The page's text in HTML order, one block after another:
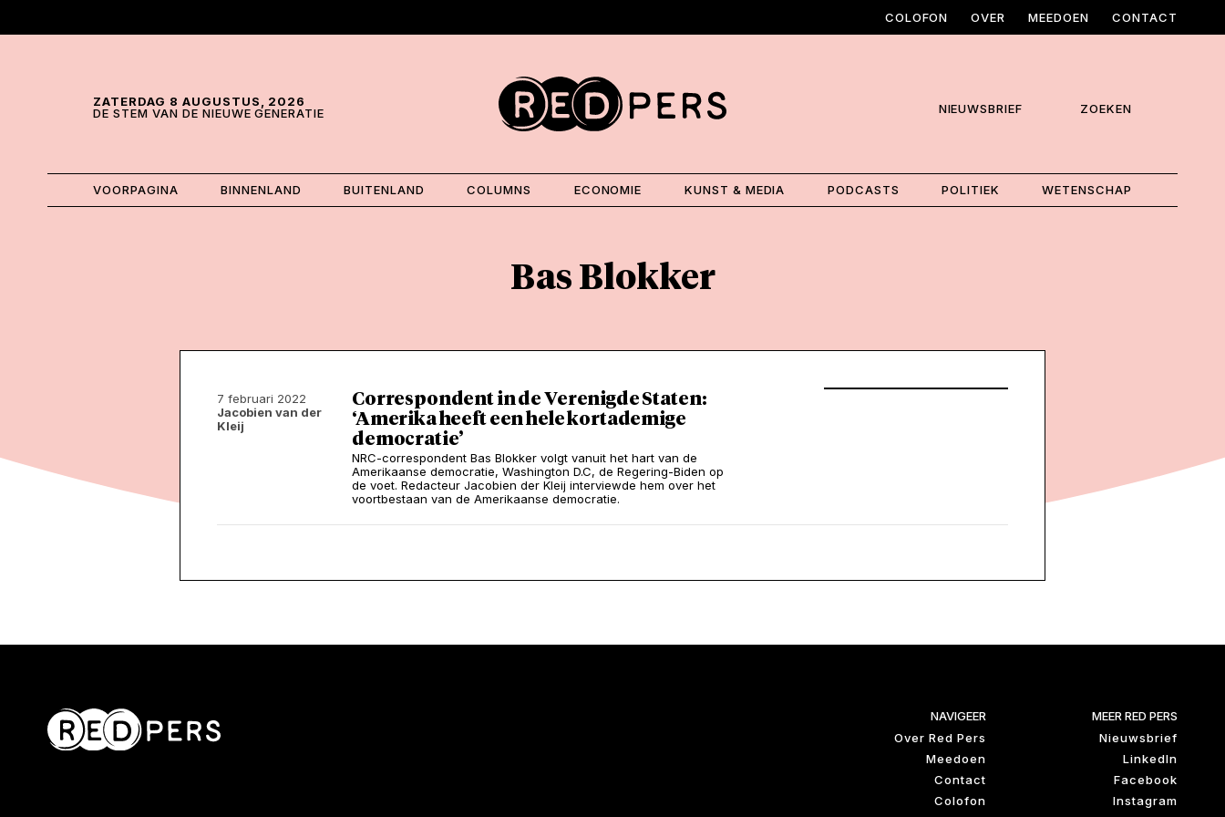
COLOFON OVER MEEDOEN CONTACT
ZATERDAG 8 AUGUSTUS, 2026
DE STEM VAN DE NIEUWE GENERATIE
NIEUWSBRIEF ZOEKEN
VOORPAGINA BINNENLAND BUITENLAND COLUMNS ECONOMIE KUNST & MEDIA PODCASTS POLITIEK WETENSCHAP
Bas Blokker
7 februari 2022
Jacobien van der
Kleij
Correspondent in de Verenigde Staten:
‘Amerika heeft een hele kortademige
democratie’
NRC-correspondent Bas Blokker volgt vanuit het hart van de
Amerikaanse democratie, Washington D.C, de Regering-Biden op
de voet. Redacteur Jacobien der Kleij interviewde hem over het
voortbestaan van de Amerikaanse democratie.
NAVIGEER
Over Red Pers
Meedoen
Contact
Colofon
MEER RED PERS
Nieuwsbrief
LinkedIn
Facebook
Instagram